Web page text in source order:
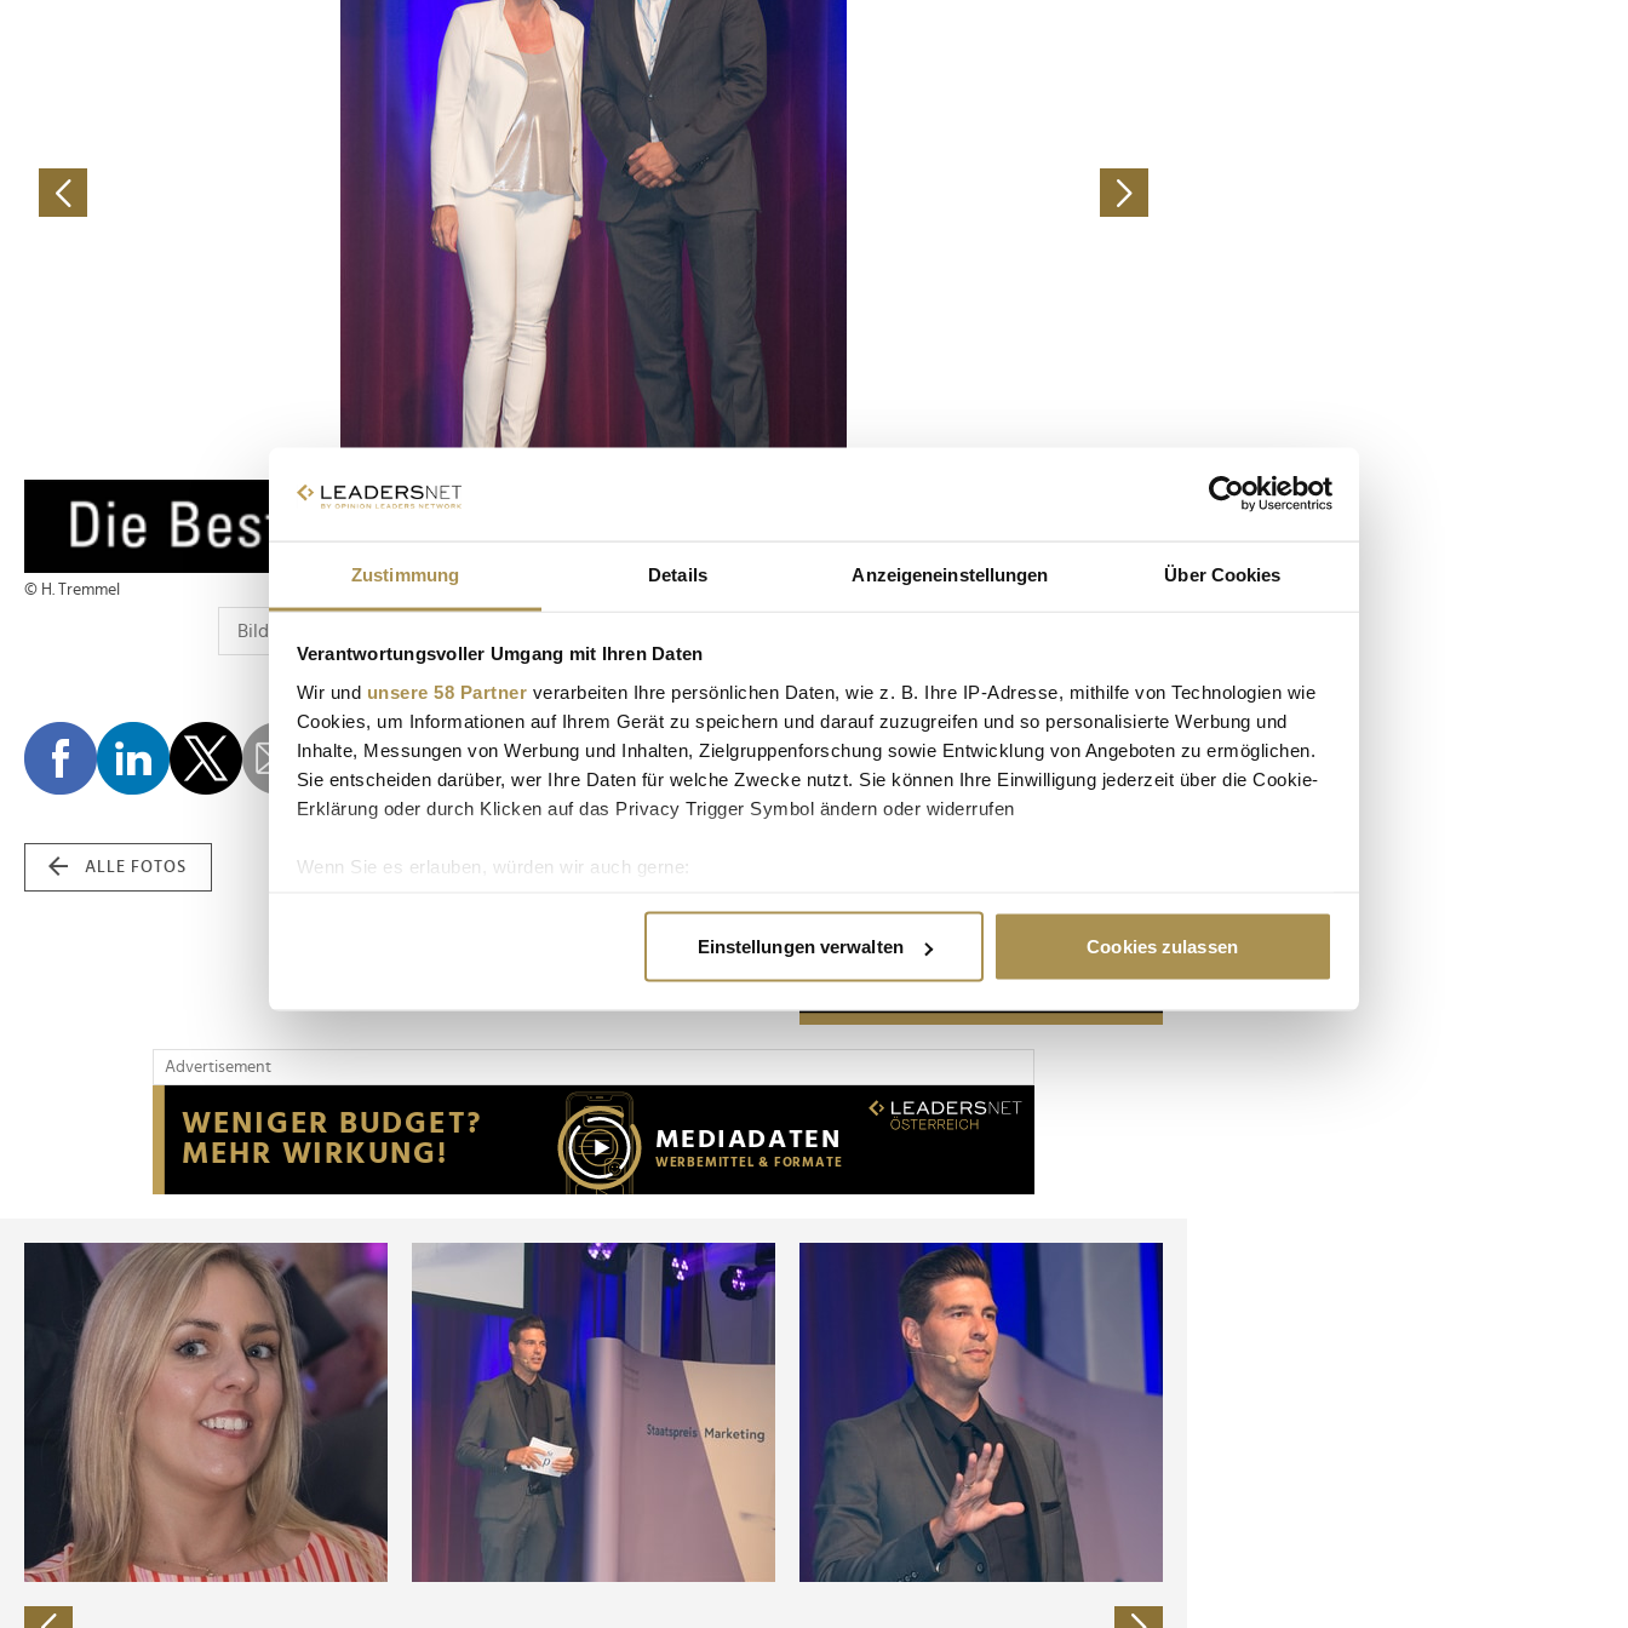
Zustimmung Details Anzeigeneinstellungen Über Cookies
Verantwortungsvoller Umgang mit Ihren Daten
Wir und unsere 58 Partner verarbeiten Ihre persönlichen Daten, wie z. B. Ihre IP-Adresse, mithilfe von Technologien wie
Cookies, um Informationen auf Ihrem Gerät zu speichern und darauf zuzugreifen und so personalisierte Werbung und
Inhalte, Messungen von Werbung und Inhalten, Zielgruppenforschung sowie Entwicklung von Angeboten zu ermöglichen.
Sie entscheiden darüber, wer Ihre Daten für welche Zwecke nutzt. Sie können Ihre Einwilligung jederzeit über die Cookie-
Erklärung oder durch Klicken auf das Privacy Trigger Symbol ändern oder widerrufen
Wenn Sie es erlauben, würden wir auch gerne:
Erfahren Sie mehr darüber, wie Ihre persönlichen Daten verarbeitet werden, und legen Sie Ihre Präferenzen im
Wir verwenden Cookies, um Inhalte und Anzeigen zu personalisieren, Funktionen für soziale Medien anbieten zu können
Website an unsere Partner für soziale Medien, Werbung und Analysen weiter. Unsere Partner führen diese Informationen
möglicherweise mit weiteren Daten zusammen, die Sie ihnen bereitgestellt haben oder die sie im Rahmen Ihrer Nutzung
der Dienste gesammelt haben.
Einstellungen verwalten Cookies zulassen
© H. Tremmel
ALLE FOTOS
Advertisement
Advertisement